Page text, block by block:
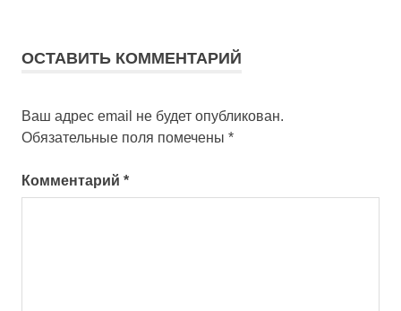
ОСТАВИТЬ КОММЕНТАРИЙ
Ваш адрес email не будет опубликован.
Обязательные поля помечены *
Комментарий *